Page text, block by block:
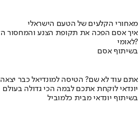
מאחורי הקלעים של הטעם הישראלי
לאומי?
בשיתוף אסם
אתם עוד לא שם? הטיסה למונדיאל כבר יצאה
יונדאי לוקחת אתכם לבמה הכי גדולה בעולם
בשיתוף יונדאי מבית כלמוביל